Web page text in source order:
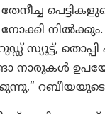
നില്‍ക്കും.
സ്യൂട്ട്,
നാരുകൾ